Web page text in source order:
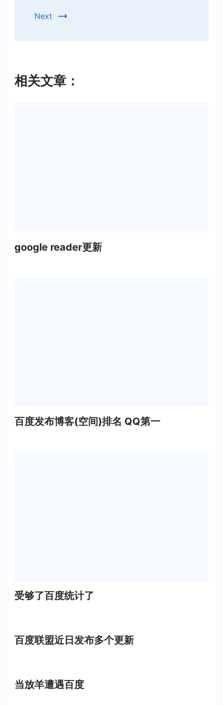
Next
相关文章：
google reader更新
百度发布博客(空间)排名 QQ第一
受够了百度统计了
百度联盟近日发布多个更新
当放羊遭遇百度